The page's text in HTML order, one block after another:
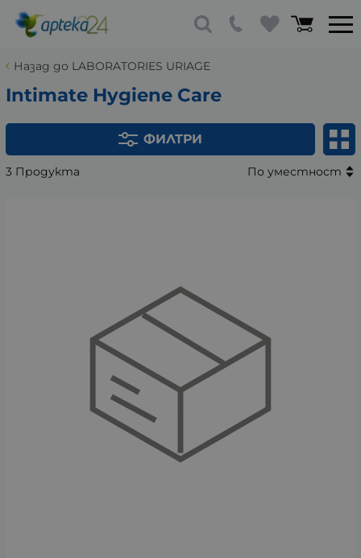
Назад до LABORATORIES URIAGE
Intimate Hygiene Care
ФИЛТРИ
3 Продукта По уместност